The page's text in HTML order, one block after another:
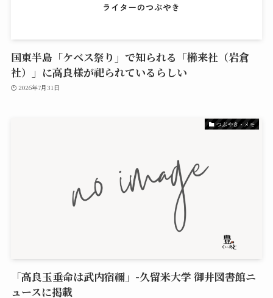
国東半島「ケベス祭り」で知られる「櫛来社（岩倉
社）」に高良様が祀られているらしい
2026年7月31日
つぶやき・メモ
「高良玉垂命は武内宿禰」-久留米大学 御井図書館ニ
ュースに掲載